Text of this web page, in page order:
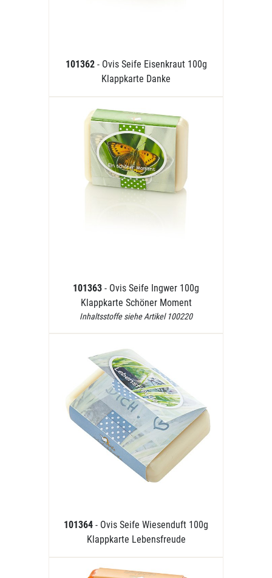
101362 - Ovis Seife Eisenkraut 100g
Klappkarte Danke
101363 - Ovis Seife Ingwer 100g
Klappkarte Schöner Moment
Inhaltsstoffe siehe Artikel 100220
101364 - Ovis Seife Wiesenduft 100g
Klappkarte Lebensfreude